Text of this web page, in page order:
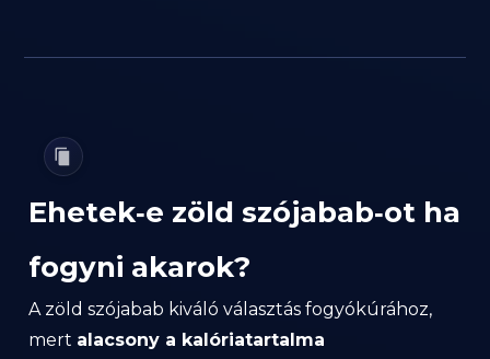
Ehetek‑e zöld szójabab‑ot ha
fogyni akarok?
A zöld szójabab kiváló választás fogyókúrához,
mert alacsony a kalóriatartalma